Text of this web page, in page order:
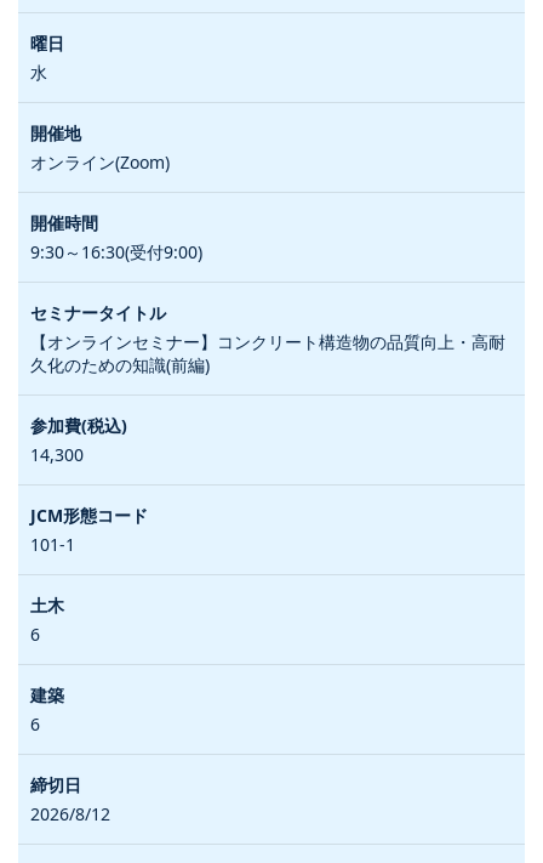
水
オンライン(Zoom)
9:30～16:30(受付9:00)
【オンラインセミナー】コンクリート構造物の品質向上・高耐
久化のための知識(前編)
14,300
101-1
6
6
2026/8/12